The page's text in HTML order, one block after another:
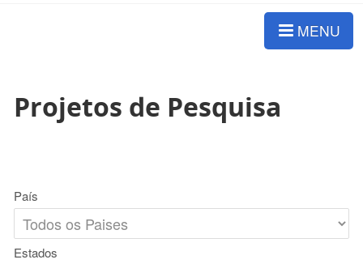
MENU
Projetos de Pesquisa
País
Estados